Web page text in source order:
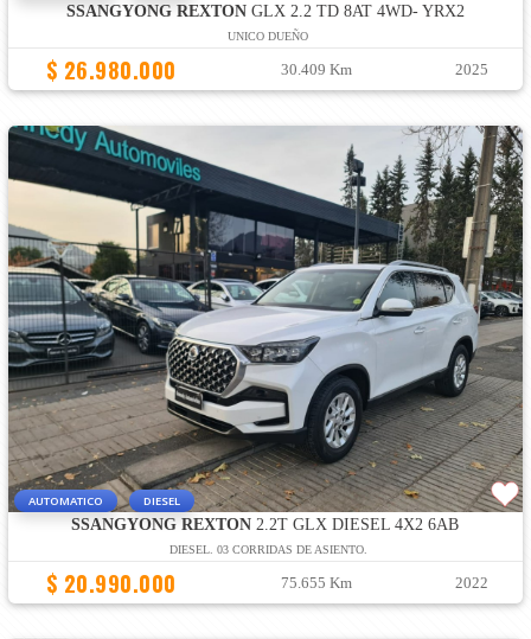
SSANGYONG REXTONGLX 2.2 TD 8AT 4WD- YRX2
UNICO DUEÑO
$ 26.980.000 30.409 Km 2025
AUTOMATICO DIESEL
SSANGYONG REXTON 2.2T GLX DIESEL 4X2 6AB
DIESEL. 03 CORRIDAS DE ASIENTO.
$ 20.990.000 75.655 Km 2022